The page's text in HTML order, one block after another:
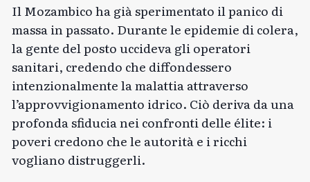
Il Mozambico ha già sperimentato il panico di
massa in passato. Durante le epidemie di colera,
la gente del posto uccideva gli operatori
sanitari, credendo che diffondessero
intenzionalmente la malattia attraverso
l’approvvigionamento idrico. Ciò deriva da una
profonda sfiducia nei confronti delle élite: i
poveri credono che le autorità e i ricchi
vogliano distruggerli.